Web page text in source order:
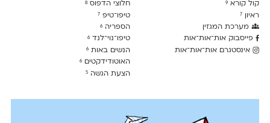
קול קורא 9
ראיון 7
מערכת המגזין
פייסבוק אות־אות־אות
אינסטגרם אות־אות־אות
חלוצי הדפוס8
טיפו־טיפ7
הספריה6
טיפו־נוי־לנד6
הנשים באות6
האוטודידקטים6
הצעת הגשה5